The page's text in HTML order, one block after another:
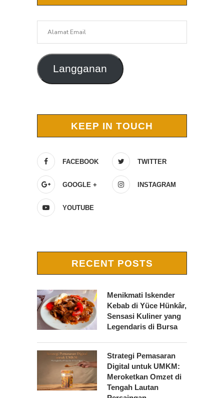
Langganan
KEEP IN TOUCH
FACEBOOK TWITTER
GOOGLE + INSTAGRAM
YOUTUBE
RECENT POSTS
Menikmati Iskender
Kebab di Yüce Hünkâr,
Sensasi Kuliner yang
Legendaris di Bursa
Strategi Pemasaran
Digital untuk UMKM:
Meroketkan Omzet di
Tengah Lautan